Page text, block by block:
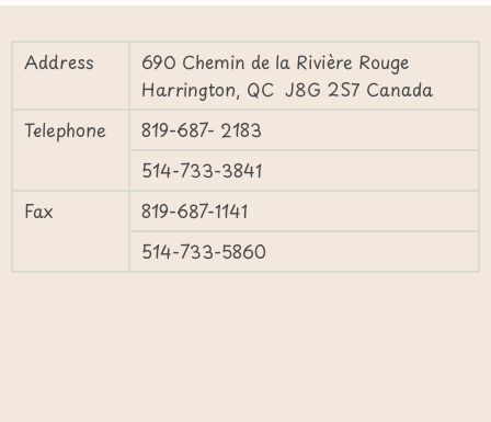
Address
690 Chemin de la Rivière Rouge
Harrington, QC J8G 2S7 Canada
Telephone
819-687- 2183
514-733-3841
Fax
819-687-1141
514-733-5860